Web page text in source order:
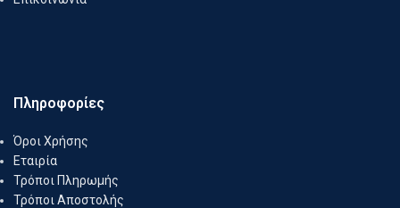
Πληροφορίες
Όροι Χρήσης
Εταιρία
Τρόποι Πληρωμής
Τρόποι Αποστολής